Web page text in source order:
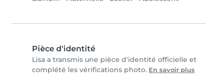
Pièce d'identité
Lisa a transmis une pièce d'identité officielle et
complété les vérifications photo. En savoir plus